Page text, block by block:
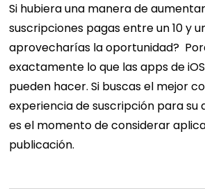
Si hubiera una manera de
suscripciones pagas entre un 10 y
aprovecharías la oportunidad?
exactamente lo que las apps de
pueden hacer. Si buscas el mejor
experiencia de suscripción para su
es el momento de considerar
publicación.